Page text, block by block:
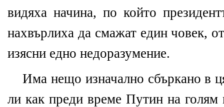
видяха начина, по който
нахвърлиха да смажат един човек,
изясни едно недоразумение.
Има нещо изначално сбъркано в
ли как преди време Путин на